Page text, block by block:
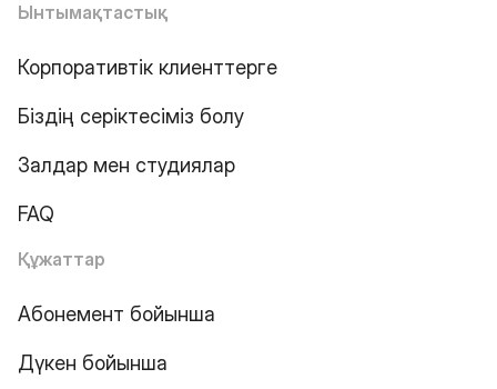
Ынтымақтастық
Корпоративтік клиенттерге
Біздің серіктесіміз болу
Залдар мен студиялар
FAQ
Құжаттар
Абонемент бойынша
Дүкен бойынша